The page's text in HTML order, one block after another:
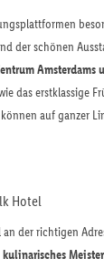
der schönen
Amsterdams
das erstklassige
auf ganzer
Hotel
der richtigen
kulinarisches